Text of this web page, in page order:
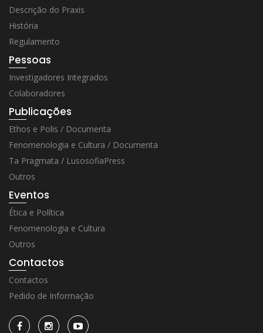
Descrição do Praxis
História
Regulamento
Pessoas
Investigadores Integrados
Colaboradores
Publicações
Ethos e Polis / Documenta
Fenomenologia e Cultura / Documenta
Ta Pragmata / LusosofiaPress
Outros
Eventos
Ética e Política
Fenomenologia e Cultura
Outros
Contactos
Contactos
Pedido de Informação